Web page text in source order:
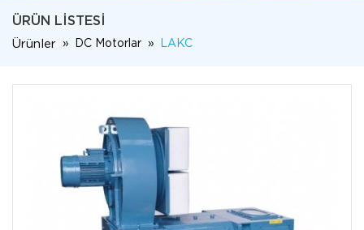
ÜRÜN LISTESI
Ürünler DC Motorlar LAKC